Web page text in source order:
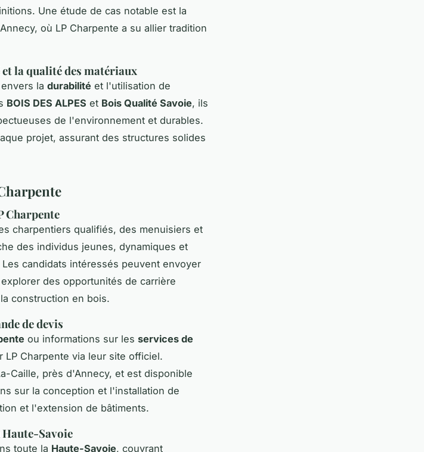
Une étude de cas notable est la
où LP Charpente a su allier tradition
la qualité des matériaux
la durabilité et l'utilisation de
BOIS DES ALPES et Bois Qualité Savoie, ils
de l'environnement et durables.
projet, assurant des structures solides
Charpente
charpentiers qualifiés, des menuisiers et
des individus jeunes, dynamiques et
candidats intéressés peuvent envoyer
des opportunités de carrière
construction en bois.
de devis
ou informations sur les services de
LP Charpente via leur site officiel.
Caille, près d'Annecy, et est disponible
sur la conception et l'installation de
et l'extension de bâtiments.
Haute-Savoie
toute la Haute-Savoie, couvrant